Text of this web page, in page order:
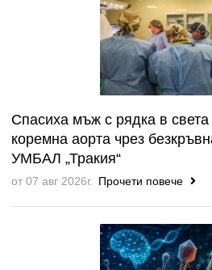
Спасиха мъж с рядка в
коремна аорта чрез
УМБАЛ „Тракия“
от 07 авг 2026г. Прочети повече